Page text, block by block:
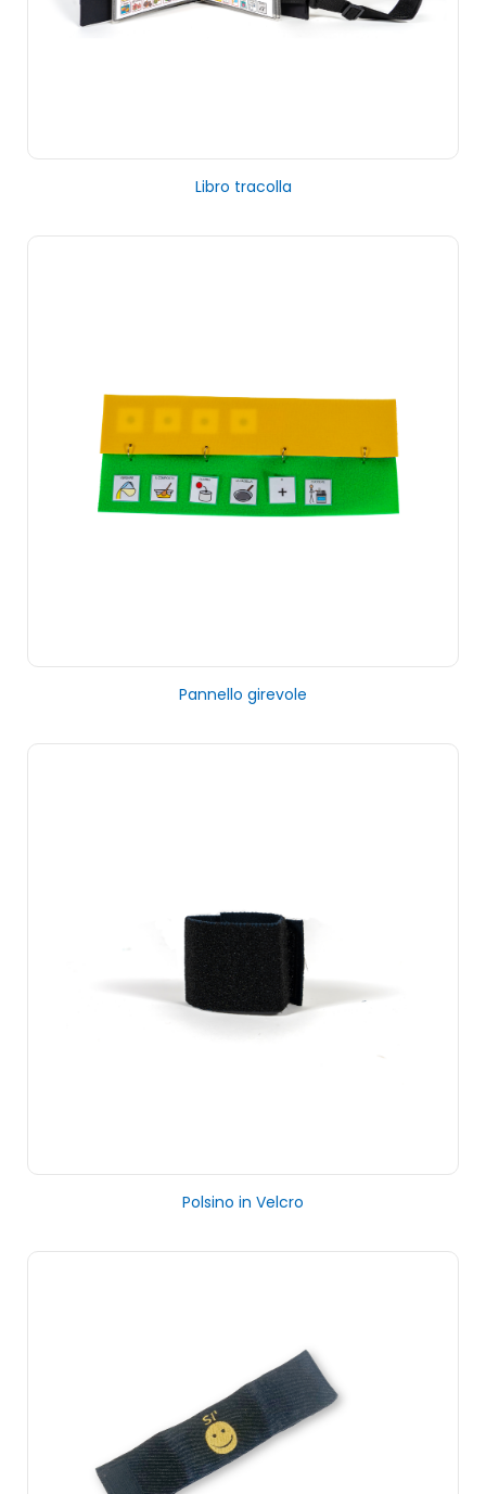
Libro tracolla
Pannello girevole
Polsino in Velcro